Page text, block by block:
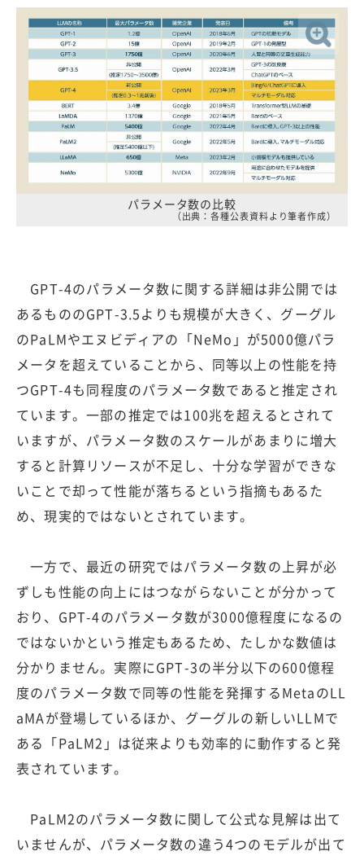
パラメータ数の比較
（出典：各種公表資料より筆者作成）
GPT-4のパラメータ数に関する詳細は非公開では
あるもののGPT-3.5よりも規模が大きく、グーグル
のPaLMやエヌビディアの「NeMo」が5000億パラ
メータを超えていることから、同等以上の性能を持
つGPT-4も同程度のパラメータ数であると推定され
ています。一部の推定では100兆を超えるとされて
いますが、パラメータ数のスケールがあまりに増大
すると計算リソースが不足し、十分な学習ができな
いことで却って性能が落ちるという指摘もあるた
め、現実的ではないとされています。
一方で、最近の研究ではパラメータ数の上昇が必
ずしも性能の向上にはつながらないことが分かって
おり、GPT-4のパラメータ数が3000億程度になるの
ではないかという推定もあるため、たしかな数値は
分かりません。実際にGPT-3の半分以下の600億程
度のパラメータ数で同等の性能を発揮するMetaのLL
aMAが登場しているほか、グーグルの新しいLLMで
ある「PaLM2」は従来よりも効率的に動作すると発
表されています。
PaLM2のパラメータ数に関して公式な見解は出て
いませんが、パラメータ数の違う4つのモデルが出て